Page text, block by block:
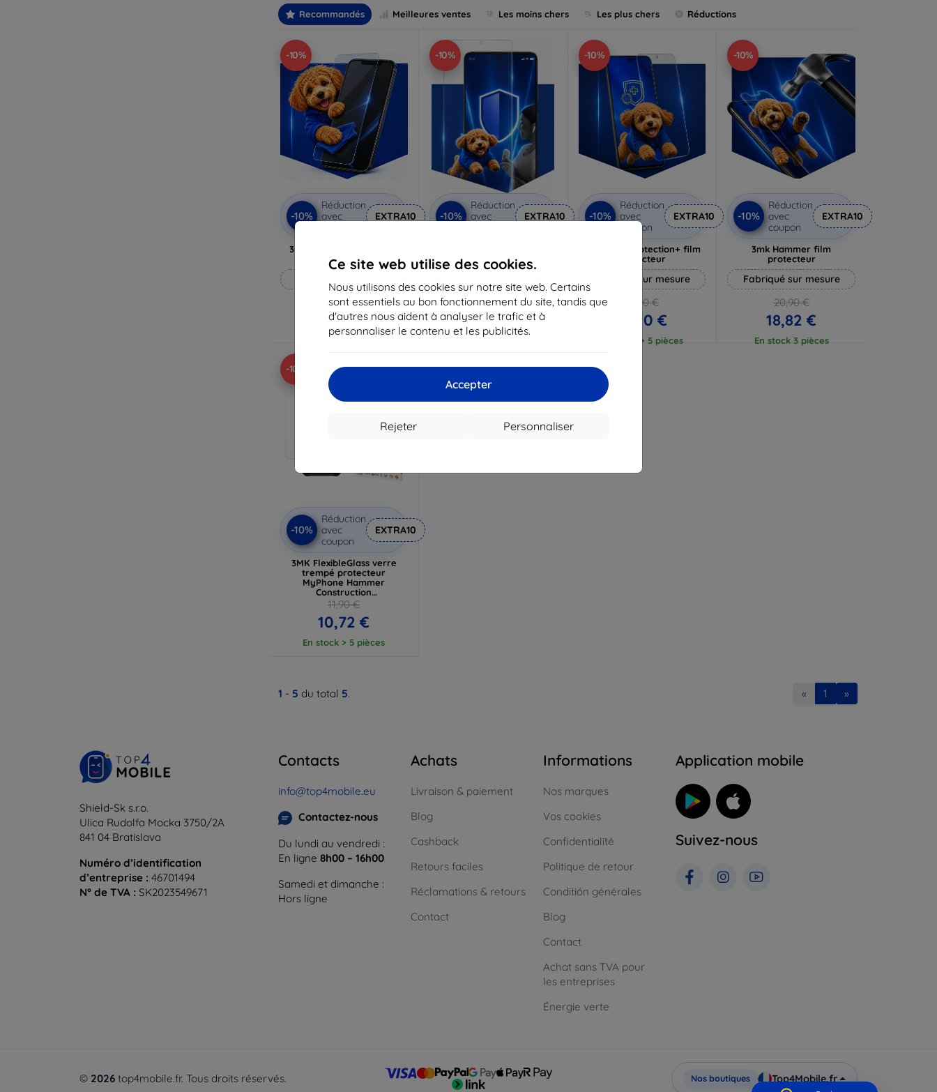
Ce site web utilise des cookies.
Nous utilisons des cookies sur notre site web. Certains
sont essentiels au bon fonctionnement du site, tandis que
d'autres nous aident à analyser le trafic et à
personnaliser le contenu et les publicités.
Accepter
Personnaliser
Rejeter
Recommandés Meilleures ventes Les moins chers Les plus chers Réductions
-10%
-10%
Réduction
avec
EXTRA10
3mk Anti-Shock verre de
protection
17,90 €
16,12 €
En stock > 5 pièces
-10%
-10%
Réduction
avec
EXTRA10
protection
13,90 €
12,50 €
En stock > 5 pièces
-10%
-10%
Réduction
avec
coupon
EXTRA10
3mk Silverprotection+ film
protecteur
Fabriqué sur mesure
19,90 €
17,90 €
En stock > 5 pièces
-10%
-10%
Réduction
avec
coupon
EXTRA10
3mk Hammer film
protecteur
Fabriqué sur mesure
20,90 €
18,82 €
En stock 3 pièces
-10%
-10%
Réduction
avec
coupon
EXTRA10
3MK FlexibleGlass verre
trempé protecteur
MyPhone Hammer
Construction
(5903108496681)
11,90 €
10,72 €
En stock > 5 pièces
1 - 5 du total 5. « 1 »
Shield-Sk s.r.o.
Ulica Rudolfa Mocka 3750/2A
841 04 Bratislava
Numéro d’identification
d’entreprise : 46701494
N° de TVA : SK2023549671
Contacts
info@top4mobile.eu
Contactez-nous
Du lundi au vendredi :
En ligne 8h00 – 16h00
Samedi et dimanche :
Hors ligne
Achats
Livraison & paiement
Blog
Cashback
Retours faciles
Réclamations & retours
Contact
Informations
Nos marques
Vos cookies
Confidentialité
Politique de retour
Conditión générales
Blog
Contact
Achat sans TVA pour
les entreprises
Énergie verte
Application mobile
Suivez-nous
© 2026 top4mobile.fr. Tous droits réservés. Nos boutiques Top4Mobile.fr